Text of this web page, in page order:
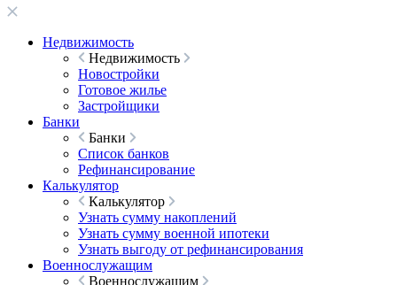
Недвижимость
Недвижимость
Новостройки
Готовое жилье
Застройщики
Банки
Банки
Список банков
Рефинансирование
Калькулятор
Калькулятор
Узнать сумму накоплений
Узнать сумму военной ипотеки
Узнать выгоду от рефинансирования
Военнослужащим
Военнослужащим